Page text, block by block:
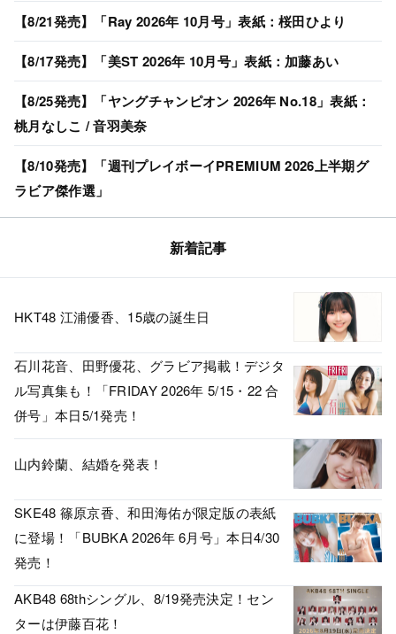
【8/21発売】「Ray 2026年 10月号」表紙：桜田ひより
【8/17発売】「美ST 2026年 10月号」表紙：加藤あい
【8/25発売】「ヤングチャンピオン 2026年 No.18」表紙：
桃月なしこ / 音羽美奈
【8/10発売】「週刊プレイボーイPREMIUM 2026上半期グ
ラビア傑作選」
新着記事
HKT48 江浦優香、15歳の誕生日
石川花音、田野優花、グラビア掲載！デジタ
ル写真集も！「FRIDAY 2026年 5/15・22 合
併号」本日5/1発売！
山内鈴蘭、結婚を発表！
SKE48 篠原京香、和田海佑が限定版の表紙
に登場！「BUBKA 2026年 6月号」本日4/30
発売！
AKB48 68thシングル、8/19発売決定！セン
ターは伊藤百花！